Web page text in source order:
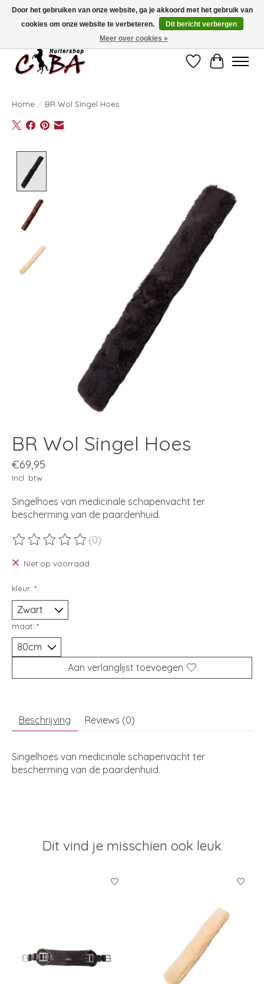
Bij vragen kan u ons contacteren op het nummer 011/60.67.34 ofciba@skynet.be
Ambachtstraat 22 A, 3530 Helchteren
Verlanglijst
Home / BR Wol Singel Hoes
BR Wol Singel Hoes
€69,95
Incl. btw
Singelhoes van medicinale schapenvacht ter
bescherming van de paardenhuid.
De beoordeling van dit product is
(0)
Niet op voorraad
kleur: *
maat: *
Aan verlanglijst toevoegen
Beschrijving Reviews (0)
Singelhoes van medicinale schapenvacht ter
bescherming van de paardenhuid.
Dit vind je misschien ook leuk
Items van productcarrousel
Door het gebruiken van onze website, ga je akkoord met het gebruik van
cookies om onze website te verbeteren.
Dit bericht verbergen
Meer over cookies »